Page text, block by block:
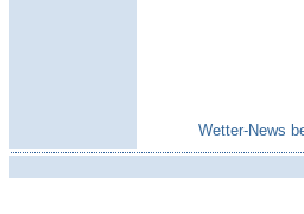
Wetter-News